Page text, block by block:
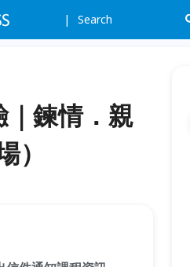
Search
｜鍊情．親